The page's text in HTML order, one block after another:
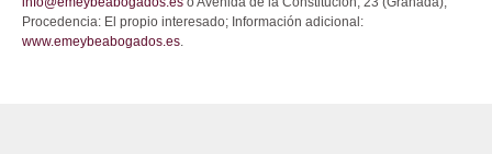
Procedencia: El propio interesado; Información adicional:
www.emeybeabogados.es